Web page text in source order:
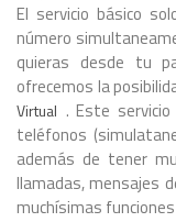
El servicio básico
número
quieras desde tu
ofrecemos la
Virtual . Este
teléfonos
además de tener
llamadas, mensajes
muchísimas